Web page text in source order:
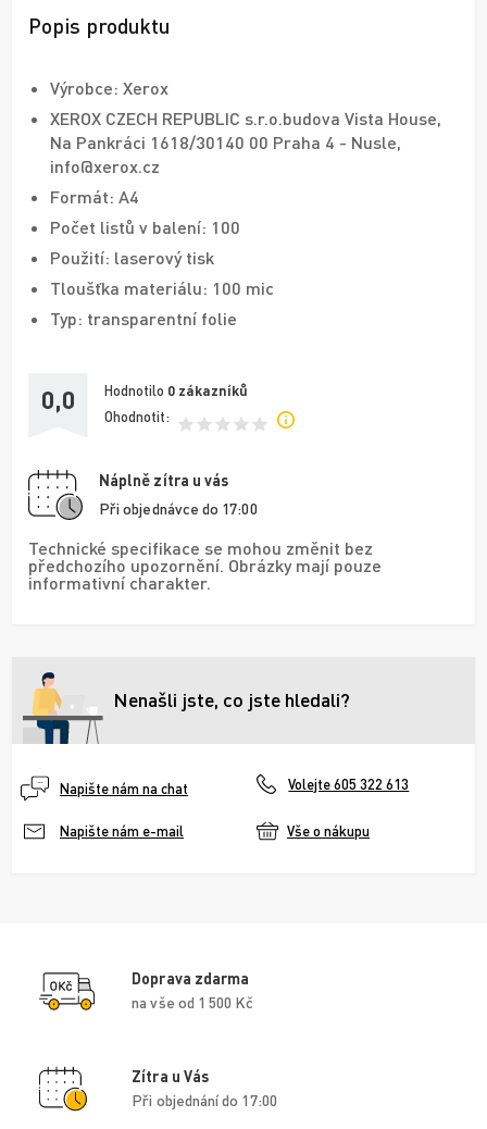
Popis produktu
Výrobce: Xerox
XEROX CZECH REPUBLIC s.r.o.budova Vista House,
Na Pankráci 1618/30140 00 Praha 4 - Nusle,
info@xerox.cz
Formát: A4
Počet listů v balení: 100
Použití: laserový tisk
Tloušťka materiálu: 100 mic
Typ: transparentní folie
0,0 Hodnotilo 0 zákazníků
Ohodnotit:
Náplně zítra u vás
Při objednávce do 17:00
Technické specifikace se mohou změnit bez
předchozího upozornění. Obrázky mají pouze
informativní charakter.
Nenašli jste, co jste hledali?
Napište nám na chat Volejte 605 322 613
Napište nám e-mail Vše o nákupu
Doprava zdarma
na vše od 1 500 Kč
Zítra u Vás
Při objednání do 17:00